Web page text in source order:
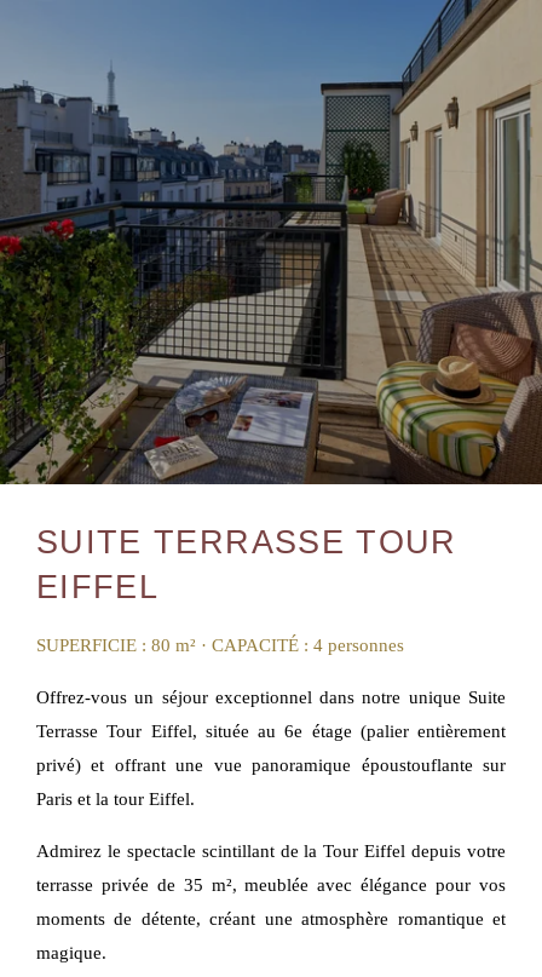
SUITE TERRASSE TOUR
EIFFEL
SUPERFICIE : 80 m² · CAPACITÉ : 4 personnes
Offrez-vous un séjour exceptionnel dans notre unique Suite
Terrasse Tour Eiffel, située au 6e étage (palier entièrement
privé) et offrant une vue panoramique époustouflante sur
Paris et la tour Eiffel.
Admirez le spectacle scintillant de la Tour Eiffel depuis votre
terrasse privée de 35 m², meublée avec élégance pour vos
moments de détente, créant une atmosphère romantique et
magique.